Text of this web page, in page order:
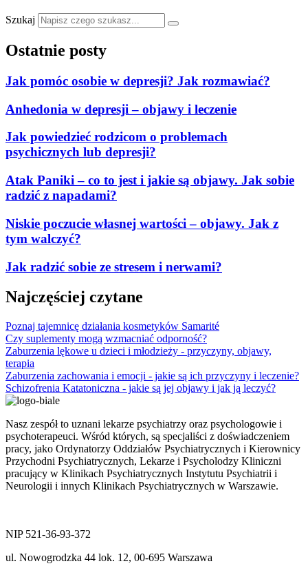
Szukaj
Ostatnie posty
Jak pomóc osobie w depresji? Jak rozmawiać?
Anhedonia w depresji – objawy i leczenie
Jak powiedzieć rodzicom o problemach
psychicznych lub depresji?
Atak Paniki – co to jest i jakie są objawy. Jak sobie
radzić z napadami?
Niskie poczucie własnej wartości – objawy. Jak z
tym walczyć?
Jak radzić sobie ze stresem i nerwami?
Najczęściej czytane
Poznaj tajemnicę działania kosmetyków Samarité
Czy suplementy mogą wzmacniać odporność?
Zaburzenia lękowe u dzieci i młodzieży - przyczyny, objawy,
terapia
Zaburzenia zachowania i emocji - jakie są ich przyczyny i leczenie?
Schizofrenia Katatoniczna - jakie są jej objawy i jak ją leczyć?
Nasz zespół to uznani lekarze psychiatrzy oraz psychologowie i
psychoterapeuci. Wśród których, są specjaliści z doświadczeniem
pracy, jako Ordynatorzy Oddziałów Psychiatrycznych i Kierownicy
Przychodni Psychiatrycznych, Lekarze i Psycholodzy Kliniczni
pracujący w Klinikach Psychiatrycznych Instytutu Psychiatrii i
Neurologii i innych Klinikach Psychiatrycznych w Warszawie.
NIP 521-36-93-372
ul. Nowogrodzka 44 lok. 12, 00-695 Warszawa